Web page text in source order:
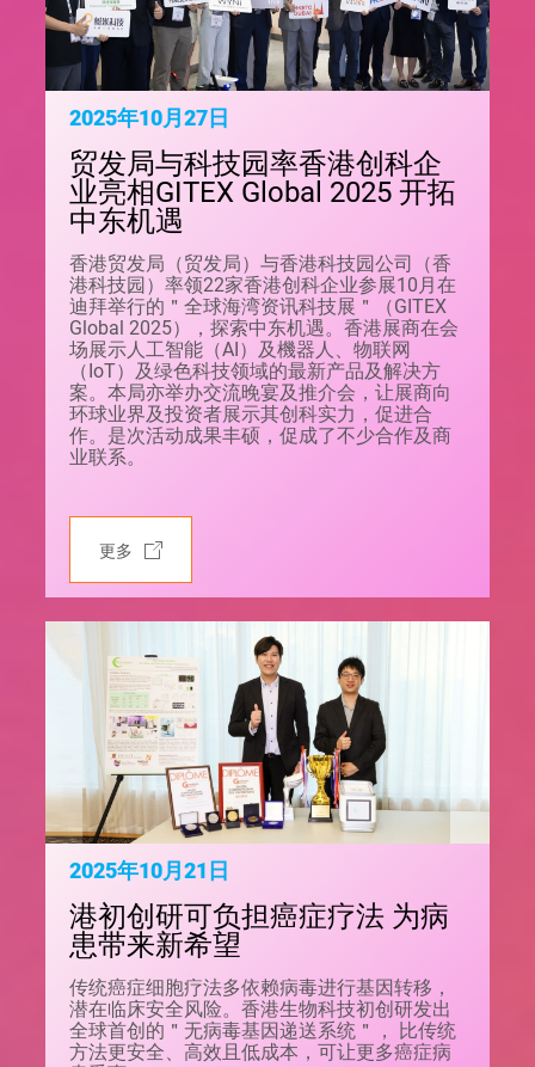
2025年10月27日
贸发局与科技园率香港创科企
业亮相GITEX Global 2025 开拓
中东机遇
香港贸发局（贸发局）与香港科技园公司（香
港科技园）率领22家香港创科企业参展10月在
迪拜举行的＂全球海湾资讯科技展＂（GITEX
Global 2025），探索中东机遇。香港展商在会
场展示人工智能（AI）及機器人、物联网
（IoT）及绿色科技领域的最新产品及解决方
案。本局亦举办交流晚宴及推介会，让展商向
环球业界及投资者展示其创科实力，促进合
作。是次活动成果丰硕，促成了不少合作及商
业联系。
更多
2025年10月21日
港初创研可负担癌症疗法 为病
患带来新希望
传统癌症细胞疗法多依赖病毒进行基因转移，
潜在临床安全风险。香港生物科技初创研发出
全球首创的＂无病毒基因递送系统＂， 比传统
方法更安全、高效且低成本，可让更多癌症病